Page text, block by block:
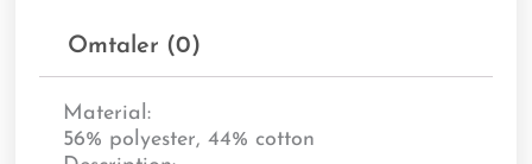
Omtaler (0)
Material:
56% polyester, 44% cotton